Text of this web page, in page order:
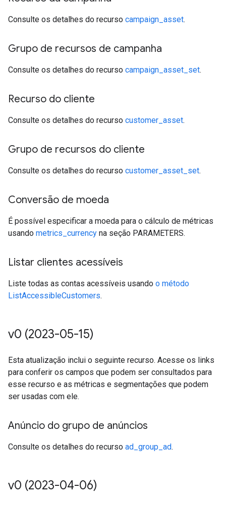
Consulte os detalhes do recurso campaign_asset.
Grupo de recursos de campanha
Consulte os detalhes do recurso campaign_asset_set.
Recurso do cliente
Consulte os detalhes do recurso customer_asset.
Grupo de recursos do cliente
Consulte os detalhes do recurso customer_asset_set.
Conversão de moeda
É possível especificar a moeda para o cálculo de métricas
usando metrics_currency na seção PARAMETERS.
Listar clientes acessíveis
Liste todas as contas acessíveis usando o método
ListAccessibleCustomers.
v0 (2023-05-15)
Esta atualização inclui o seguinte recurso. Acesse os links
para conferir os campos que podem ser consultados para
esse recurso e as métricas e segmentações que podem
ser usadas com ele.
Anúncio do grupo de anúncios
Consulte os detalhes do recurso ad_group_ad.
v0 (2023-04-06)